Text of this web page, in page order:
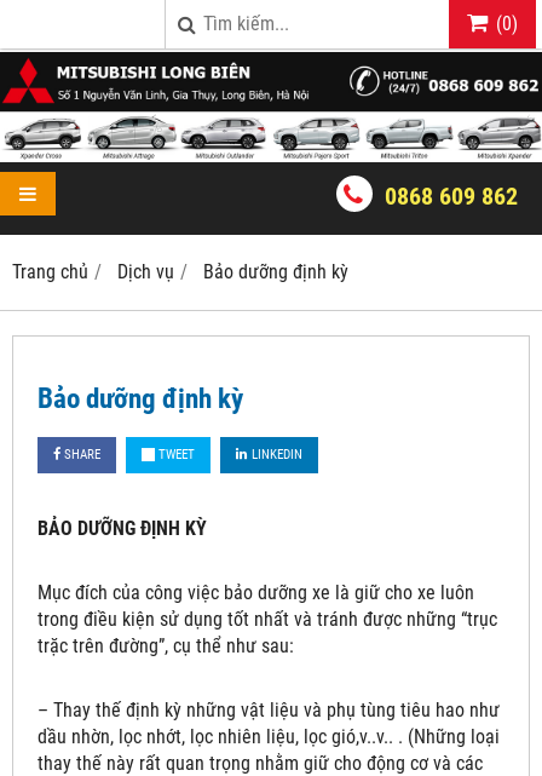
(0)
0868 609 862
Trang chủ Dịch vụ Bảo dưỡng định kỳ
Bảo dưỡng định kỳ
SHARE TWEET LINKEDIN
BẢO DƯỠNG ĐỊNH KỲ
Mục đích của công việc bảo dưỡng xe là giữ cho xe luôn
trong điều kiện sử dụng tốt nhất và tránh được những “trục
trặc trên đường”, cụ thể như sau:
– Thay thế định kỳ những vật liệu và phụ tùng tiêu hao như
dầu nhờn, lọc nhớt, lọc nhiên liệu, lọc gió,v..v.. . (Những loại
thay thế này rất quan trọng nhằm giữ cho động cơ và các